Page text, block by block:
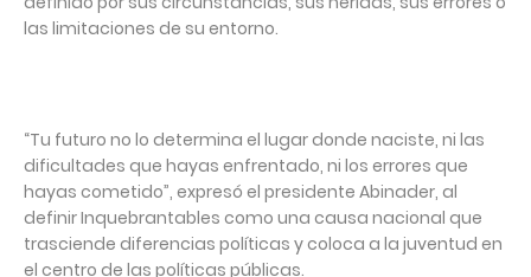
las limitaciones de su entorno.
“Tu futuro no lo determina el lugar donde naciste, ni las
dificultades que hayas enfrentado, ni los errores que
hayas cometido”, expresó el presidente Abinader, al
definir Inquebrantables como una causa nacional que
trasciende diferencias políticas y coloca a la juventud en
el centro de las políticas públicas.